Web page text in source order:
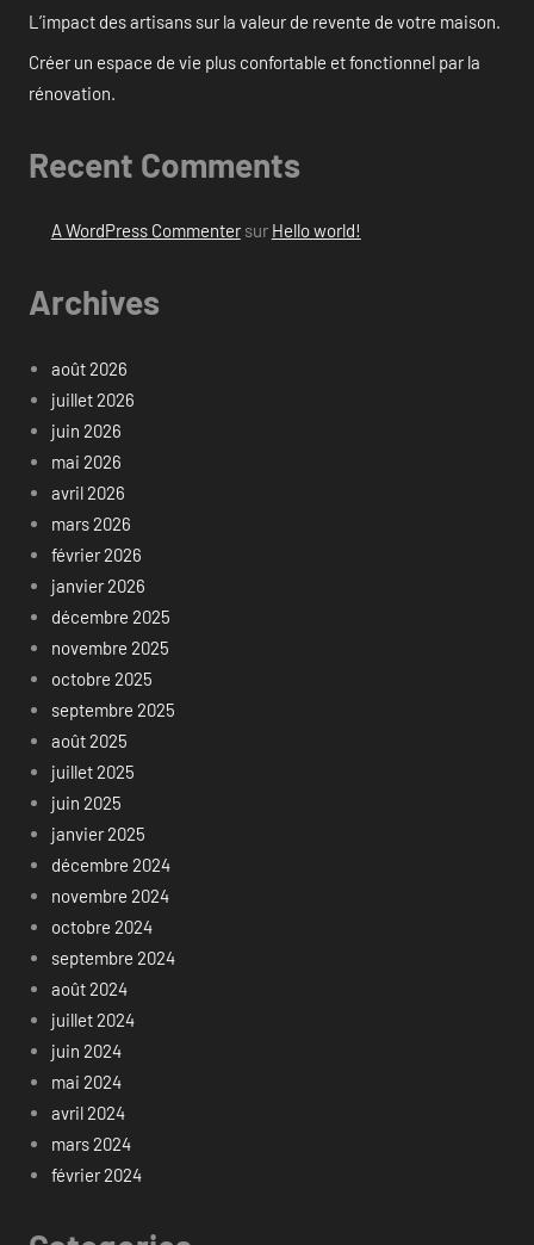
L’impact des artisans sur la valeur de revente de votre maison.
Créer un espace de vie plus confortable et fonctionnel par la
rénovation.
Recent Comments
A WordPress Commentersur Hello world!
Archives
août 2026
juillet 2026
juin 2026
mai 2026
avril 2026
mars 2026
février 2026
janvier 2026
décembre 2025
novembre 2025
octobre 2025
septembre 2025
août 2025
juillet 2025
juin 2025
janvier 2025
décembre 2024
novembre 2024
octobre 2024
septembre 2024
août 2024
juillet 2024
juin 2024
mai 2024
avril 2024
mars 2024
février 2024